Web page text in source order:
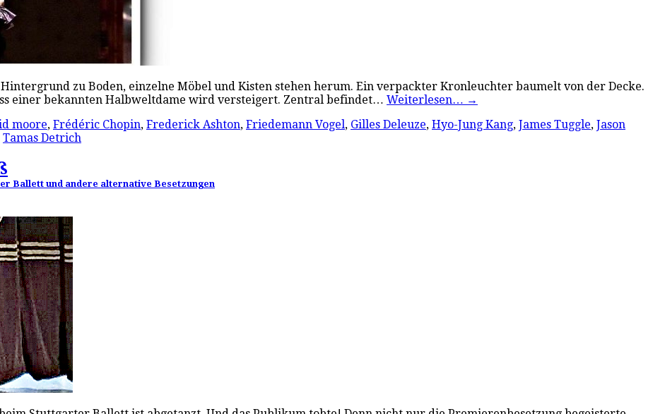
zu Boden, einzelne Möbel und Kisten stehen herum. Ein verpackter Kronleuchter baumelt von der Decke.
einer bekannten Halbweltdame wird versteigert. Zentral befindet… Weiterlesen… →
moore, Frédéric Chopin, Frederick Ashton, Friedemann Vogel, Gilles Deleuze, Hyo-Jung Kang, James Tuggle, Jason
Tamas Detrich
Ballett und andere alternative Besetzungen